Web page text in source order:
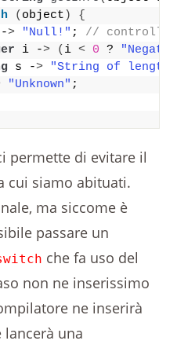
( object )
{
-> "Null!" ; //
i -> ( i < 0 ?
s ->
"String of length
"Unknown" ;
permette di evitare il
cui siamo abituati.
ma siccome è
passare un
che fa uso del
non ne inserissimo
ne inserirà
una